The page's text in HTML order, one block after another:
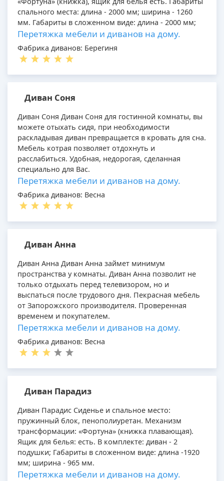
спального места: длина - 2000 мм; ширина - 1260
мм. Габариты в сложенном виде: длина - 2000 мм;
Перетяжка мебели и диванов на дому.
Фабрика диванов: Берегиня
Диван Соня
Диван Соня Диван Соня для гостинной комнаты, вы
можете отыхать сидя, при необходимости
раскладывая диван превращается в кровать для сна.
Мебель котрая позволяет отдохнуть и
расслабиться. Удобная, недорогая, сделанная
специально для Вас.
Перетяжка мебели и диванов на дому.
Фабрика диванов: Весна
Диван Анна
Диван Анна Диван Анна займет минимум
пространства у комнаты. Диван Анна позволит не
только отдыхать перед телевизором, но и
выспаться после трудового дня. Пекрасная мебель
от Запорожского производителя. Проверенная
временем и покупателем.
Перетяжка мебели и диванов на дому.
Фабрика диванов: Весна
Диван Парадиз
Диван Парадис Сиденье и спальное место:
пружинный блок, пенополиуретан. Механизм
трансформации: «Фортуна» (книжка плавающая).
Ящик для белья: есть. В комплекте: диван - 2
подушки; Габариты в сложенном виде: длина -1920
мм; ширина - 965 мм.
Перетяжка мебели и диванов на дому.